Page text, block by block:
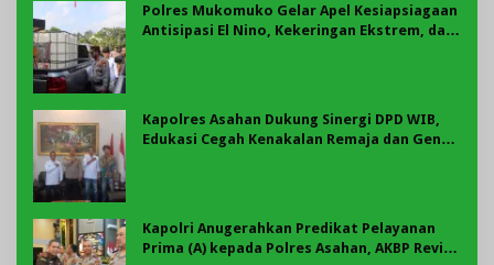
Polres Mukomuko Gelar Apel Kesiapsiagaan
Antisipasi El Nino, Kekeringan Ekstrem, dan
Kapolres Asahan Dukung Sinergi DPD WIB,
Edukasi Cegah Kenakalan Remaja dan Geng
Kapolri Anugerahkan Predikat Pelayanan
Prima (A) kepada Polres Asahan, AKBP Revi